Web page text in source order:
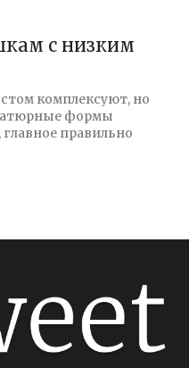
с низким
комплексуют, но
формы
правильно